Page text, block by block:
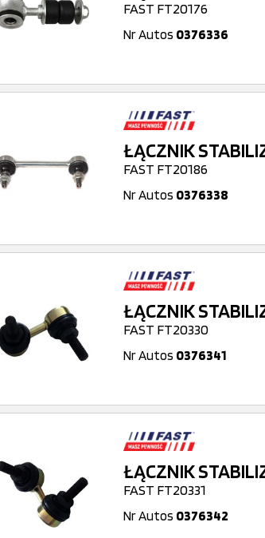
FAST FT20176
Nr Autos 0376336
ŁĄCZNIK
FAST FT20186
Nr Autos 0376338
ŁĄCZNIK
FAST FT20330
Nr Autos 0376341
ŁĄCZNIK
FAST FT20331
Nr Autos 0376342